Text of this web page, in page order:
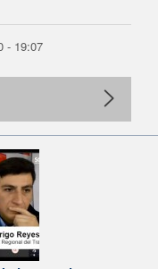
- 19:07